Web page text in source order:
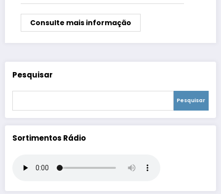
Consulte mais informação
Pesquisar
Pesquisar
Sortimentos Rádio